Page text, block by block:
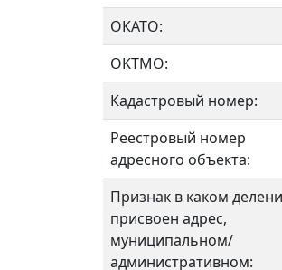
ОКАТО:
OKTMO:
Кадастровый номер:
Реестровый номер
адресного объекта:
Признак в каком
присвоен адрес,
муниципальном/
административном: